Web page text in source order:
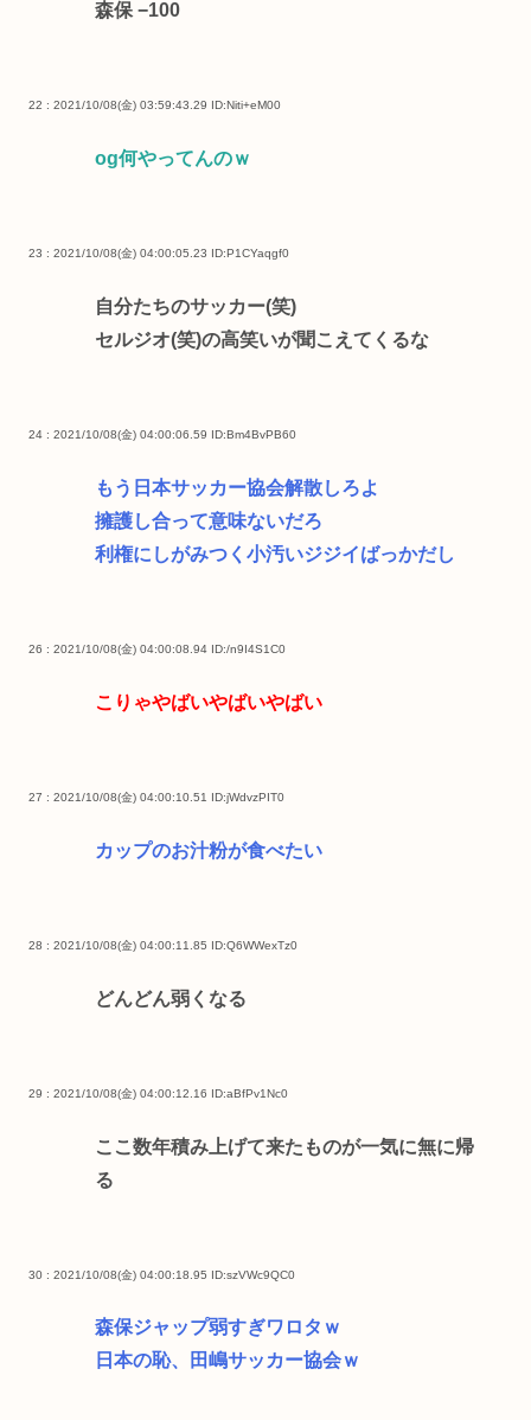
森保 −100
22 : 2021/10/08(金) 03:59:43.29 ID:Niti+eM00
og何やってんのｗ
23 : 2021/10/08(金) 04:00:05.23 ID:P1CYaqgf0
自分たちのサッカー(笑)
セルジオ(笑)の高笑いが聞こえてくるな
24 : 2021/10/08(金) 04:00:06.59 ID:Bm4BvPB60
もう日本サッカー協会解散しろよ
擁護し合って意味ないだろ
利権にしがみつく小汚いジジイばっかだし
26 : 2021/10/08(金) 04:00:08.94 ID:/n9I4S1C0
こりゃやばいやばいやばい
27 : 2021/10/08(金) 04:00:10.51 ID:jWdvzPIT0
カップのお汁粉が食べたい
28 : 2021/10/08(金) 04:00:11.85 ID:Q6WWexTz0
どんどん弱くなる
29 : 2021/10/08(金) 04:00:12.16 ID:aBfPv1Nc0
ここ数年積み上げて来たものが一気に無に帰
る
30 : 2021/10/08(金) 04:00:18.95 ID:szVWc9QC0
森保ジャップ弱すぎワロタｗ
日本の恥、田嶋サッカー協会ｗ